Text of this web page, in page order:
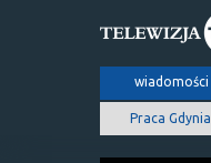
wiadomości
Praca Gdynia